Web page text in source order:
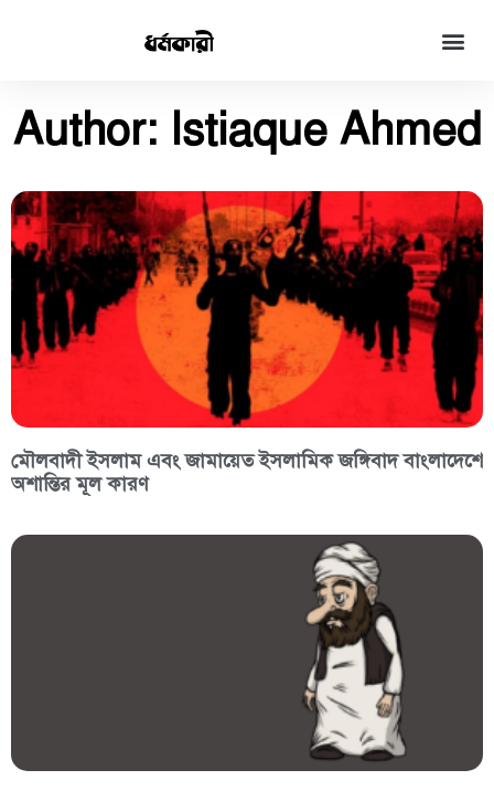
Author: Istiaque Ahmed
মৌলবাদী ইসলাম এবং জামায়েত ইসলামিক জঙ্গিবাদ বাংলাদেশে
অশান্তির মূল কারণ